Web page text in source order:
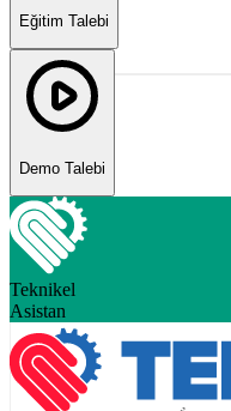
Eğitim Talebi
Demo Talebi
Teknikel
Asistan